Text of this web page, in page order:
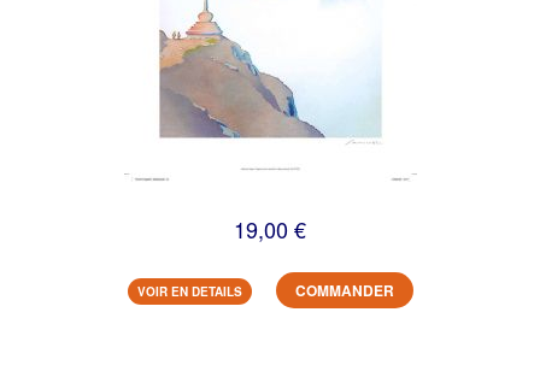
19,00 €
VOIR EN DETAILS COMMANDER